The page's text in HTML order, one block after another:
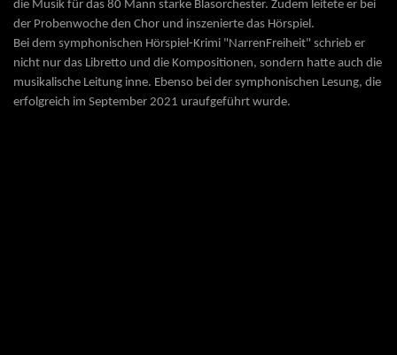
die Musik für das 80 Mann starke Blasorchester. Zudem leitete er bei
der Probenwoche den Chor und inszenierte das Hörspiel.
Bei dem symphonischen Hörspiel-Krimi "NarrenFreiheit" schrieb er
nicht nur das Libretto und die Kompositionen, sondern hatte auch die
musikalische Leitung inne. Ebenso bei der symphonischen Lesung, die
erfolgreich im September 2021 uraufgeführt wurde.